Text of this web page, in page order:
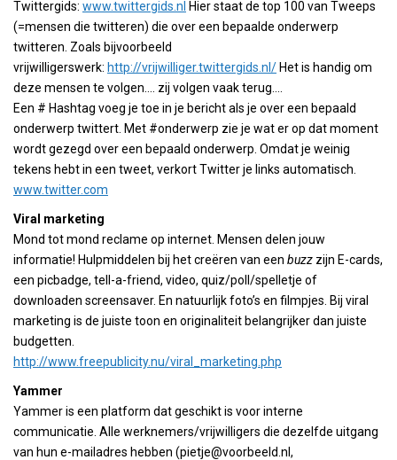
Twittergids: www.twittergids.nl Hier staat de top 100 van Tweeps
(=mensen die twitteren) die over een bepaalde onderwerp
twitteren. Zoals bijvoorbeeld
vrijwilligerswerk: http://vrijwilliger.twittergids.nl/ Het is handig om
deze mensen te volgen…. zij volgen vaak terug….
Een # Hashtag voeg je toe in je bericht als je over een bepaald
onderwerp twittert. Met #onderwerp zie je wat er op dat moment
wordt gezegd over een bepaald onderwerp. Omdat je weinig
tekens hebt in een tweet, verkort Twitter je links automatisch.
www.twitter.com
Viral marketing
Mond tot mond reclame op internet. Mensen delen jouw
informatie! Hulpmiddelen bij het creëren van een buzz zijn E-cards,
een picbadge, tell-a-friend, video, quiz/poll/spelletje of
downloaden screensaver. En natuurlijk foto’s en filmpjes. Bij viral
marketing is de juiste toon en originaliteit belangrijker dan juiste
budgetten.
http://www.freepublicity.nu/viral_marketing.php
Yammer
Yammer is een platform dat geschikt is voor interne
communicatie. Alle werknemers/vrijwilligers die dezelfde uitgang
van hun e-mailadres hebben (pietje@voorbeeld.nl,